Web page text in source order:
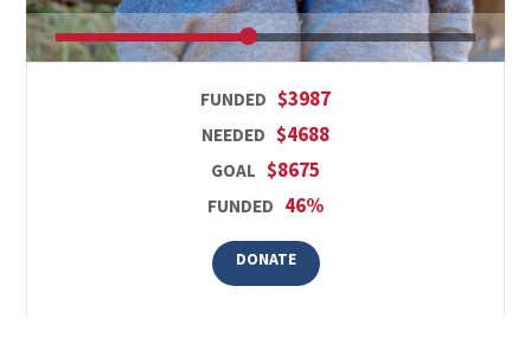
FUNDED $3987
NEEDED $4688
GOAL $8675
FUNDED 46%
DONATE